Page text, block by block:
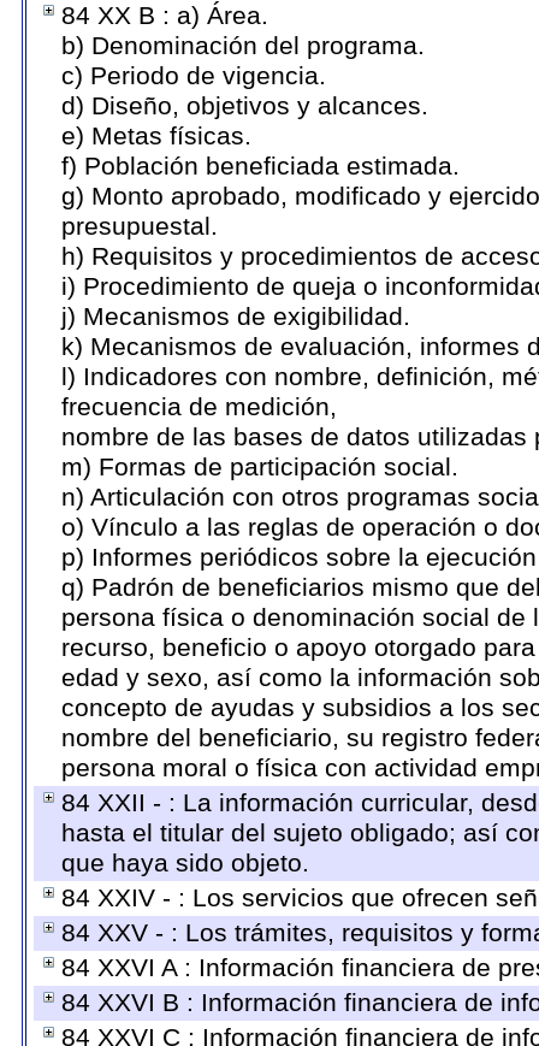
84 XX B : a) Área.
b) Denominación del programa.
c) Periodo de vigencia.
d) Diseño, objetivos y alcances.
e) Metas físicas.
f) Población beneficiada estimada.
g) Monto aprobado, modificado y
presupuestal.
h) Requisitos y procedimientos de
i) Procedimiento de queja o
j) Mecanismos de exigibilidad.
k) Mecanismos de evaluación, informes
l) Indicadores con nombre, definición,
frecuencia de medición,
nombre de las bases de datos utilizadas
m) Formas de participación social.
n) Articulación con otros programas
o) Vínculo a las reglas de operación o
p) Informes periódicos sobre la
q) Padrón de beneficiarios mismo que
persona física o denominación social
recurso, beneficio o apoyo otorgado
edad y sexo, así como la información
concepto de ayudas y subsidios a los
nombre del beneficiario, su registro
persona moral o física con actividad
84 XXII - : La información curricular,
hasta el titular del sujeto obligado; así
que haya sido objeto.
84 XXIV - : Los servicios que ofrecen
84 XXV - : Los trámites, requisitos y
84 XXVI A : Información financiera de
84 XXVI B : Información financiera de
84 XXVI C : Información financiera de